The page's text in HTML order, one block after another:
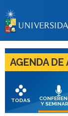
AGENDA
TODAS
Y